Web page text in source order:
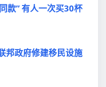
款” 有人一次买30杯
邦政府修建移民设施